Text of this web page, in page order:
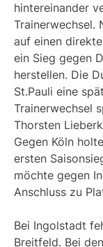
hintereinander
auf einen
ein Sieg gegen
herstellen. Die
St.Pauli eine
Trainerwechsel
Thorsten
Gegen Köln
ersten
möchte gegen
Anschluss zu
Bei Ingolstadt
Breitfeld. Bei